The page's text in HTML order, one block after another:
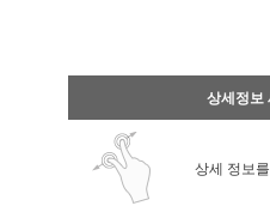
상세정보
상세 정보